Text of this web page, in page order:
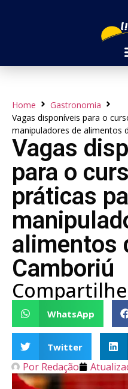
Home
Gastronomia
Vagas disponíveis para o
manipuladores de alimentos
Vagas
para o
práticas
alimentos
Camboriú
WhatsApp
Twitter
Por Redação